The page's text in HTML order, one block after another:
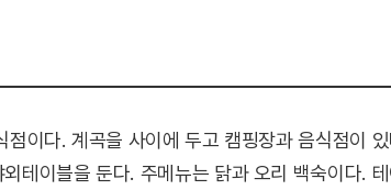
이다. 계곡을 사이에 두고 캠핑장과 음식점이
테이블을 둔다. 주메뉴는 닭과 오리 백숙이다.